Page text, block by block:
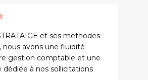
et ses methodes
nous avons une fluidité
gestion comptable et une
dédiée à nos sollicitations